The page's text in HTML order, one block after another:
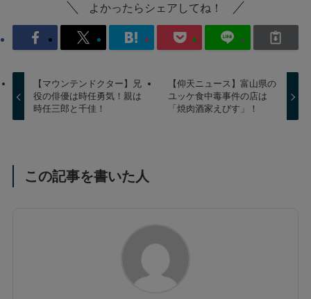
よかったらシェアしてね！
【マウンテンドクター】兄
役の俳優は時任勇気！親は
時任三郎と千佳！
【仰天ニュース】富山県の
ユッケ食中毒事件の店は
「焼肉酒家えびす」！
この記事を書いた人